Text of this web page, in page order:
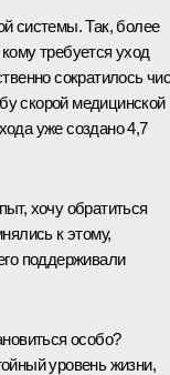
системы. Так, более
требуется уход
сократилось
скорой медицинской
уже создано 4,7
хочу обратиться
к этому,
поддерживали
особо?
уровень жизни,